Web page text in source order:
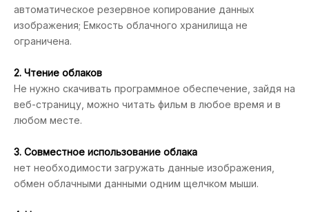
автоматическое резервное копирование данных
изображения; Емкость облачного хранилища не
ограничена.
2. Чтение облаков
Не нужно скачивать программное обеспечение, зайдя на
веб-страницу, можно читать фильм в любое время и в
любом месте.
3. Совместное использование облака
нет необходимости загружать данные изображения,
обмен облачными данными одним щелчком мыши.